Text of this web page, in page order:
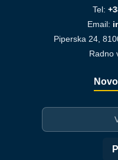
Tel:
Email:
Piperska 24,
Radno